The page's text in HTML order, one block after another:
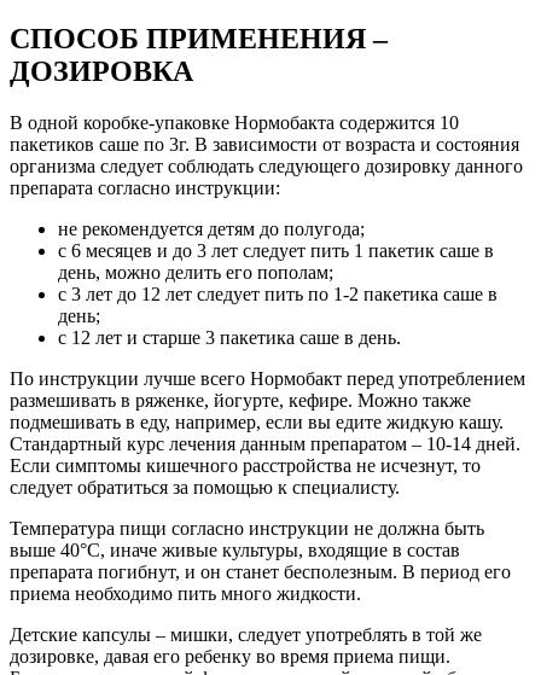
СПОСОБ ПРИМЕНЕНИЯ –
ДОЗИРОВКА
В одной коробке-упаковке Нормобакта содержится 10
пакетиков саше по 3г. В зависимости от возраста и состояния
организма следует соблюдать следующего дозировку данного
препарата согласно инструкции:
не рекомендуется детям до полугода;
с 6 месяцев и до 3 лет следует пить 1 пакетик саше в
день, можно делить его пополам;
с 3 лет до 12 лет следует пить по 1-2 пакетика саше в
день;
с 12 лет и старше 3 пакетика саше в день.
По инструкции лучше всего Нормобакт перед употреблением
размешивать в ряженке, йогурте, кефире. Можно также
подмешивать в еду, например, если вы едите жидкую кашу.
Стандартный курс лечения данным препаратом – 10-14 дней.
Если симптомы кишечного расстройства не исчезнут, то
следует обратиться за помощью к специалисту.
Температура пищи согласно инструкции не должна быть
выше 40°С, иначе живые культуры, входящие в состав
препарата погибнут, и он станет бесполезным. В период его
приема необходимо пить много жидкости.
Детские капсулы – мишки, следует употреблять в той же
дозировке, давая его ребенку во время приема пищи.